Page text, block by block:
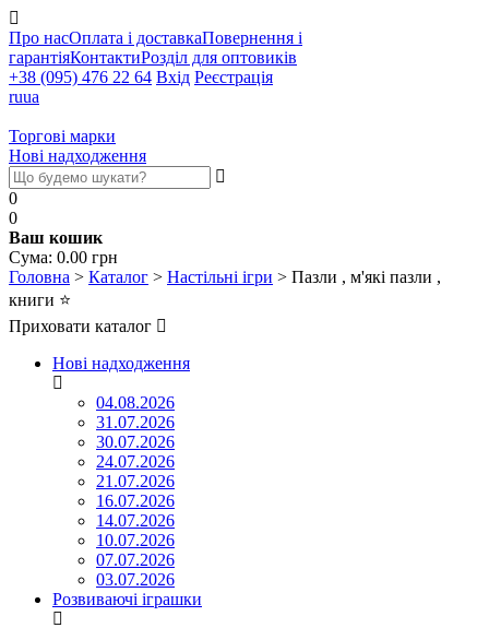
Про насОплата і доставкаПовернення і
гарантіяКонтактиРозділ для оптовиків
+38 (095) 476 22 64 Вхід Реєстрація
ruua
Торгові марки
Нові надходження
0
0
Ваш кошик
Cума: 0.00 грн
Головна > Каталог > Настільні ігри > Пазли , м'які пазли ,
книги ⭐
Приховати каталог
Нові надходження
04.08.2026
31.07.2026
30.07.2026
24.07.2026
21.07.2026
16.07.2026
14.07.2026
10.07.2026
07.07.2026
03.07.2026
Розвиваючі іграшки